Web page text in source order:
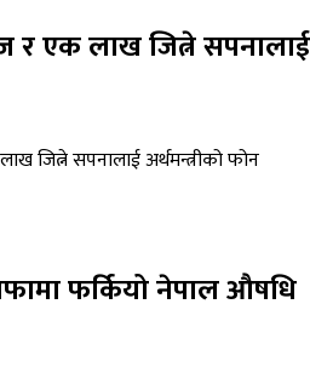
र एक लाख जित्ने सपनालाई
फर्कियो नेपाल औषधि